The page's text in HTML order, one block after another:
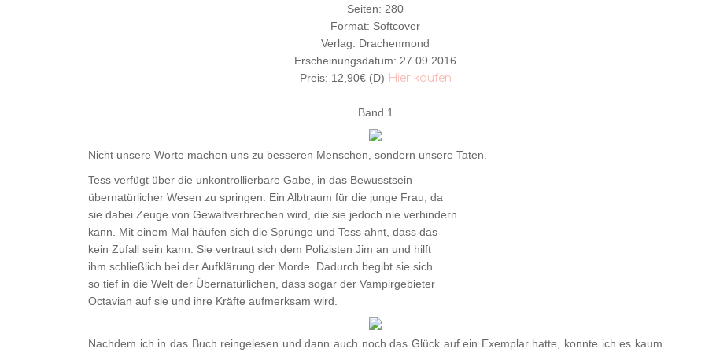
Seiten: 280
Format: Softcover
Verlag: Drachenmond
Erscheinungsdatum: 27.09.2016
Preis: 12,90€ (D) Hier kaufen
Band 1
Nicht unsere Worte machen uns zu besseren Menschen, sondern unsere Taten.
Tess verfügt über die unkontrollierbare Gabe, in das Bewusstsein
übernatürlicher Wesen zu springen. Ein Albtraum für die junge Frau, da
sie dabei Zeuge von Gewaltverbrechen wird, die sie jedoch nie verhindern
kann. Mit einem Mal häufen sich die Sprünge und Tess ahnt, dass das
kein Zufall sein kann. Sie vertraut sich dem Polizisten Jim an und hilft
ihm schließlich bei der Aufklärung der Morde. Dadurch begibt sie sich
so tief in die Welt der Übernatürlichen, dass sogar der Vampirgebieter
Octavian auf sie und ihre Kräfte aufmerksam wird.
Nachdem ich in das Buch reingelesen und dann auch noch das Glück auf ein Exemplar hatte, konnte ich es kaum